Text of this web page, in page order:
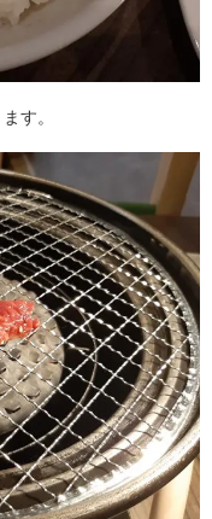
す。